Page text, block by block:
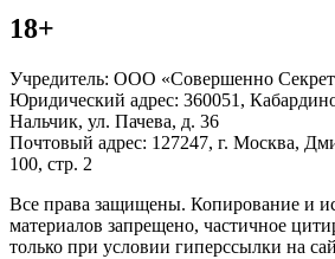
18+
Учредитель: ООО «Совершенно
Юридический адрес: 360051,
Нальчик, ул. Пачева, д. 36
Почтовый адрес: 127247, г. Москва,
100, стр. 2
Все права защищены. Копирование и
материалов запрещено, частичное
только при условии гиперссылки на